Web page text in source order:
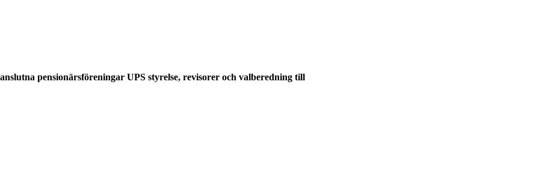
pensionärsföreningar UPS styrelse, revisorer och valberedning till